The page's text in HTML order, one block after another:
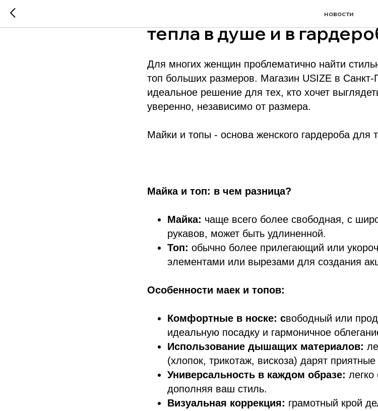
новости
Майки и топы USIZE в
тепла в душе и в
Для многих женщин проблематично найти
топ больших размеров. Магазин USIZE в Санкт-
идеальное решение для тех, кто хочет
уверенно, независимо от размера.
Майки и топы - основа женского гардероба для
Майка и топ: в чем разница?
Майка: чаще всего более свободная, с
рукавов, может быть удлиненной.
Топ: обычно более прилегающий или
элементами или вырезами для создания
Особенности маек и топов:
Комфортные в носке: свободный или
идеальную посадку и гармоничное
Использование дышащих материалов:
(хлопок, трикотаж, вискоза) дарят
Универсальность в каждом образе:
дополняя ваш стиль.
Визуальная коррекция: грамотный крой